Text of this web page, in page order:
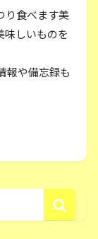
り食べます美
味しいものを
報や備忘録も